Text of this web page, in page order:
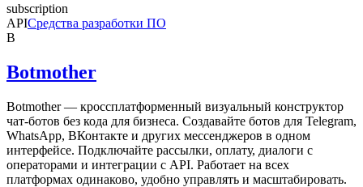
subscription
APIСредства разработки ПО
B
Botmother
Botmother — кроссплатформенный визуальный конструктор
чат-ботов без кода для бизнеса. Создавайте ботов для Telegram,
WhatsApp, ВКонтакте и других мессенджеров в одном
интерфейсе. Подключайте рассылки, оплату, диалоги с
операторами и интеграции с API. Работает на всех
платформах одинаково, удобно управлять и масштабировать.